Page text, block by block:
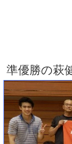
準優勝の萩